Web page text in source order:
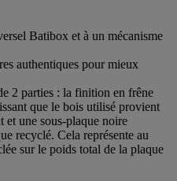
Batibox et à un mécanisme
authentiques pour mieux
2 parties : la finition en frêne
que le bois utilisé provient
et une sous-plaque noire
recyclé. Cela représente au
sur le poids total de la plaque